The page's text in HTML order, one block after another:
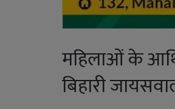
महिलाओं के
बिहारी